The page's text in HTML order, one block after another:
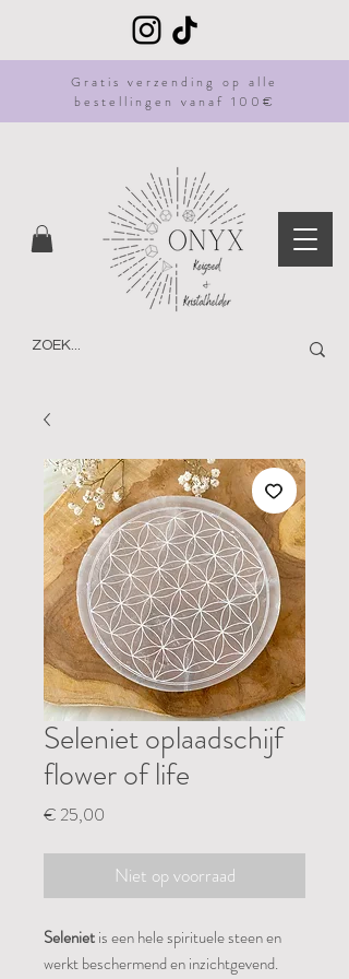
Gratis verzending op alle
bestellingen vanaf 100€
Seleniet oplaadschijf
flower of life
€ 25,00
Niet op voorraad
Selenietis een hele spirituele steen en
werkt beschermend en inzichtgevend.